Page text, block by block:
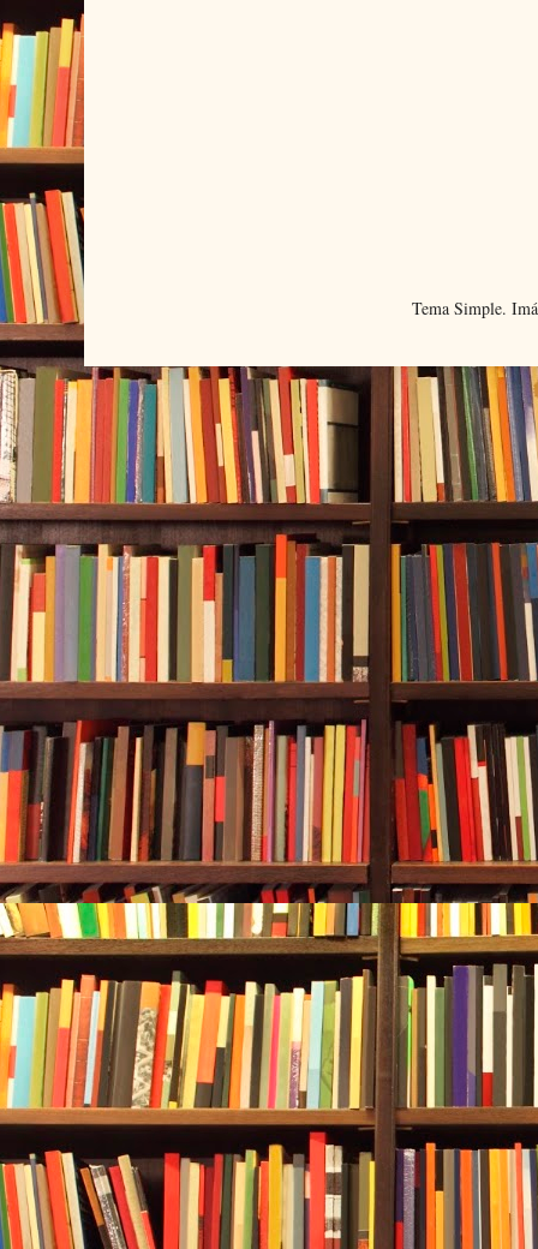
Tema Simple.